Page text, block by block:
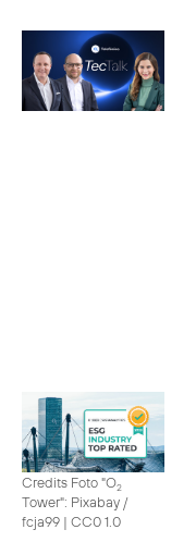
Credits Foto "O2
Tower": Pixabay /
fcja99 | CC0 1.0